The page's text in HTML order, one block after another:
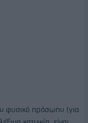
φυσικό πρόσωπο (για